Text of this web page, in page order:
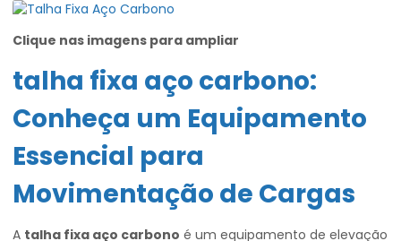
Clique nas imagens para ampliar
talha fixa aço carbono:
Conheça um Equipamento
Essencial para
Movimentação de Cargas
A talha fixa aço carbono é um equipamento de elevação